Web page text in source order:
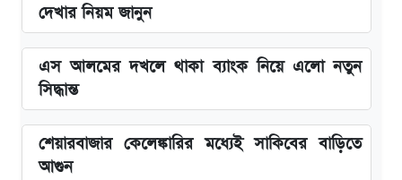
দেখার নিয়ম জানুন
এস আলমের দখলে থাকা ব্যাংক নিয়ে এলো নতুন
সিদ্ধান্ত
শেয়ারবাজার কেলেঙ্কারির মধ্যেই সাকিবের বাড়িতে
আগুন